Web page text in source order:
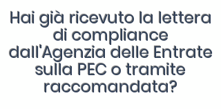
Hai già ricevuto la lettera
di compliance
dall'Agenzia delle Entrate
sulla PEC o tramite
raccomandata?